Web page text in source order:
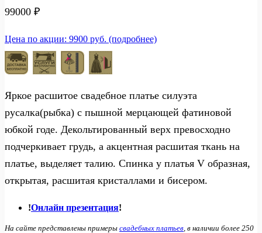
99000 ₽
Цена по акции: 9900 руб. (подробнее)
Яркое расшитое свадебное платье силуэта
русалка(рыбка) с пышной мерцающей фатиновой
юбкой годе. Декольтированный верх превосходно
подчеркивает грудь, а акцентная расшитая ткань на
платье, выделяет талию. Спинка у платья V образная,
открытая, расшитая кристаллами и бисером.
!Онлайн презентация!
На сайте представлены примеры свадебных платьев , в наличии более 250